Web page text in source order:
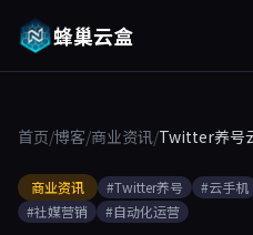
蜂巢云盒
首页/博客/商业资讯/Twitter养号
商业资讯 #Twitter养号 #云手机
#社媒营销
#自动化运营